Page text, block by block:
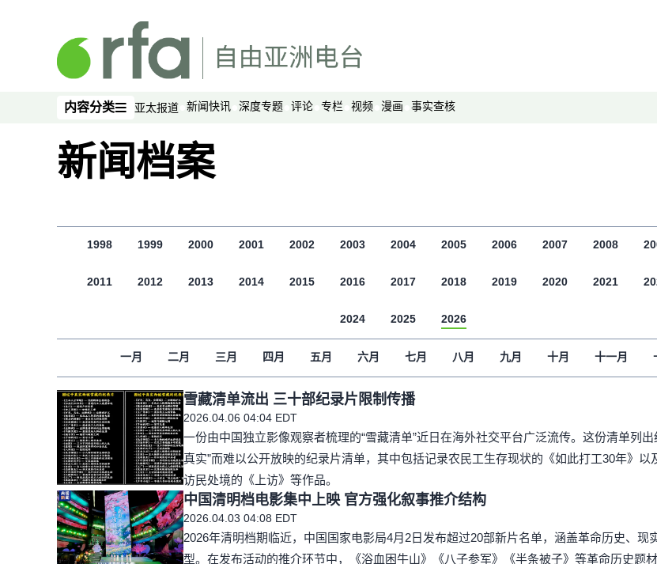
跳至主内容
内容分类
内容分类 亚太报道 新闻快讯 深度专题 评论 专栏 视频 漫画 事实查核
新移民
网络博弈
解读新疆
财经时时听
播客
显示 播客 个子部分
《亚太报道》音频
漫画
事实查核
新闻档案
1998 1999 2000 2001 2002 2003 2004 2005 2006 2007 2008
2011 2012 2013 2014 2015 2016 2017 2018 2019 2020 2021
2024 2025 2026
一月 二月 三月 四月 五月 六月 七月 八月 九月 十月 十一月
雪藏清单流出 三十部纪录片限制传播
2026.04.06 04:04 EDT
一份由中国独立影像观察者梳理的“雪藏清单”近日在海外社交平台广泛流传。这份清单列出
真实”而难以公开放映的纪录片清单，其中包括记录农民工生存现状的《如此打工30年》以
访民处境的《上访》等作品。
中国清明档电影集中上映 官方强化叙事推介结构
2026.04.03 04:08 EDT
2026年清明档期临近，中国国家电影局4月2日发布超过20部新片名单，涵盖革命历史、现
型。在发布活动的推介环节中，《浴血困牛山》《八子参军》《半条被子》等革命历史题